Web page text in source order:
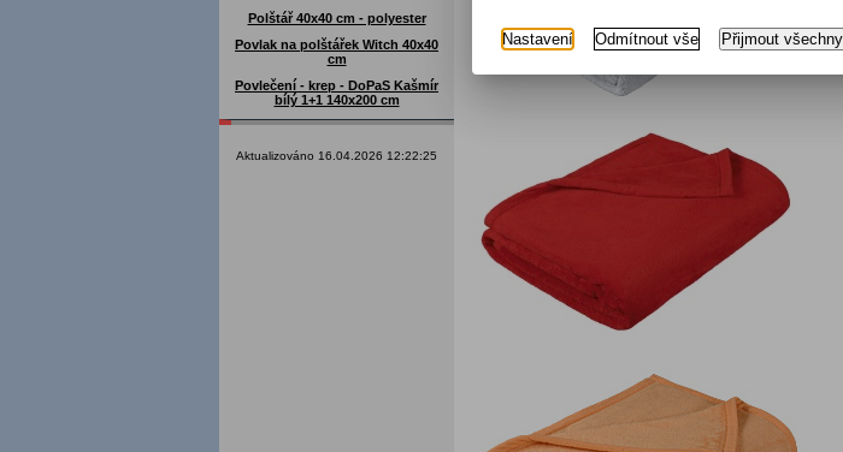
Polštář 40x40 cm - polyester
Povlak na polštářek Witch 40x40
cm
Povlečení - krep - DoPaS Kašmír
bílý 1+1 140x200 cm
Aktualizováno 16.04.2026 12:22:25
Nastavení Odmítnout vše Přijmout